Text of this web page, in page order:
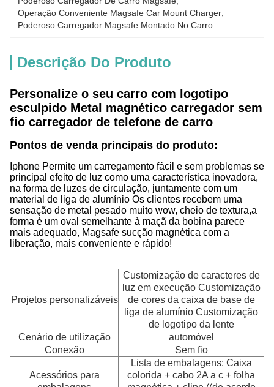
Operação Conveniente Magsafe Car Mount Charger
Poderoso Carregador Magsafe Montado No Carro
Descrição Do Produto
Personalize o seu carro com logotipo
esculpido Metal magnético carregador sem
fio carregador de telefone de carro
Pontos de venda principais do produto:
Iphone Permite um carregamento fácil e sem problemas
principal efeito de luz como uma característica inovadora,
na forma de luzes de circulação, juntamente com um
material de liga de alumínio Os clientes recebem uma
sensação de metal pesado muito wow, cheio de textura,a
forma é um oval semelhante à maçã da bobina parece
mais adequado, Magsafe sucção magnética com a
liberação, mais conveniente e rápido!
Projetos personalizáveis
Customização de caracteres de
luz em execução Customização
de cores da caixa de base de
liga de alumínio Customização
de logotipo da lente
Cenário de utilização
automóvel
Conexão
Sem fio
Acessórios para
Lista de embalagens: Caixa
colorida + cabo 2A a c + folha